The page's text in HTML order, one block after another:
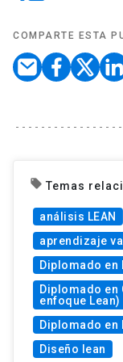
COMPARTE ESTA
local_offer Temas
análisis LEAN
aprendizaje
Diplomado en
Diplomado en
enfoque Lean)
Diplomado en
Diseño lean